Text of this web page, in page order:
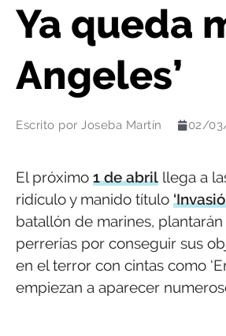
Ya queda
Angeles’
Escrito por Joseba Martín 02/
El próximo 1 de abril llega a
ridículo y manido título
batallón de marines,
perrerías por conseguir sus
en el terror con cintas como
empiezan a aparecer